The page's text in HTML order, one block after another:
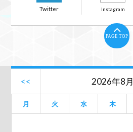
PAGE TOP
<< 2026年8月
月 火 水 木